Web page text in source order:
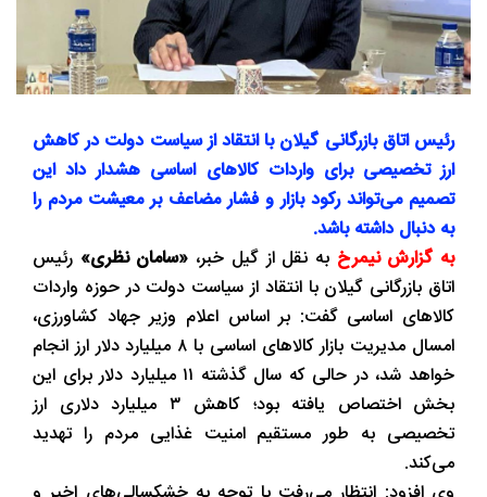
رئیس اتاق بازرگانی گیلان با انتقاد از سیاست دولت در کاهش
ارز تخصیصی برای واردات کالاهای اساسی هشدار داد این
تصمیم می‌تواند رکود بازار و فشار مضاعف بر معیشت مردم را
به دنبال داشته باشد.
به گزارش نیمرخ به نقل از گیل خبر، «سامان نظری» رئیس
اتاق بازرگانی گیلان با انتقاد از سیاست دولت در حوزه واردات
کالاهای اساسی گفت: بر اساس اعلام وزیر جهاد کشاورزی،
امسال مدیریت بازار کالاهای اساسی با ۸ میلیارد دلار ارز انجام
خواهد شد، در حالی که سال گذشته ۱۱ میلیارد دلار برای این
بخش اختصاص یافته بود؛ کاهش ۳ میلیارد دلاری ارز
تخصیصی به ‌طور مستقیم امنیت غذایی مردم را تهدید
می‌کند.